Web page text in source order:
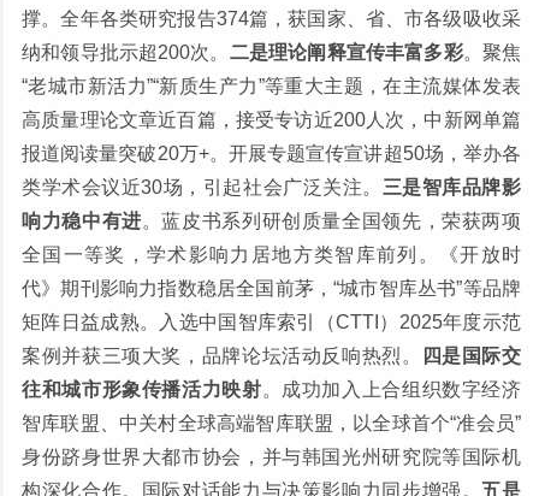
撑。全年各类研究报告374篇，获国家、省、市各级吸收采
纳和领导批示超200次。 二是理论阐释宣传丰富多彩。聚焦
“老城市新活力”“新质生产力”等重大主题，在主流媒体发表
高质量理论文章近百篇，接受专访近200人次，中新网单篇
报道阅读量突破20万+。开展专题宣传宣讲超50场，举办各
类学术会议近30场，引起社会广泛关注。 三是智库品牌影
响力稳中有进。蓝皮书系列研创质量全国领先，荣获两项
全国一等奖，学术影响力居地方类智库前列。《开放时
代》期刊影响力指数稳居全国前茅，“城市智库丛书”等品牌
矩阵日益成熟。
入选中国智库索引（CTTI）2025年度示范
案例并获三项大奖，品牌论坛活动反响热烈。
四是国际交
往和城市形象传播活力映射。成功加入上合组织数字经济
智库联盟、中关村全球高端智库联盟，以全球首个“准会员”
身份跻身世界大都市协会，并与韩国光州研究院等国际机
构深化合作。国际对话能力与决策影响力同步增强。 五是